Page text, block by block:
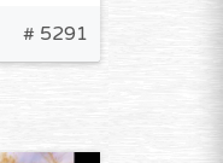
# 5291